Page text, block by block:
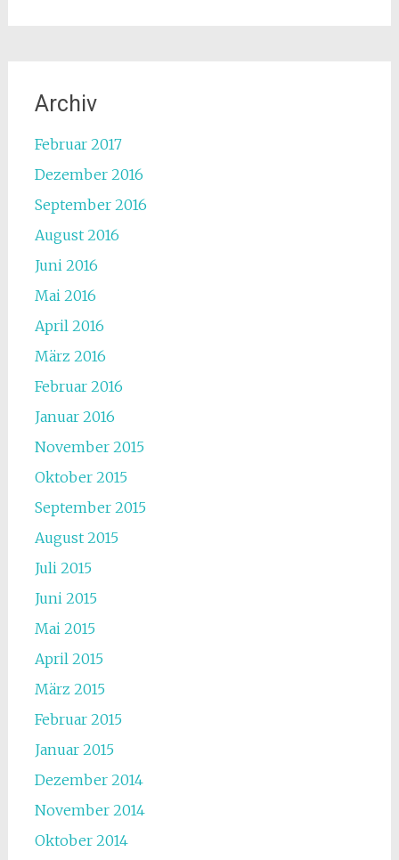
Archiv
Februar 2017
Dezember 2016
September 2016
August 2016
Juni 2016
Mai 2016
April 2016
März 2016
Februar 2016
Januar 2016
November 2015
Oktober 2015
September 2015
August 2015
Juli 2015
Juni 2015
Mai 2015
April 2015
März 2015
Februar 2015
Januar 2015
Dezember 2014
November 2014
Oktober 2014